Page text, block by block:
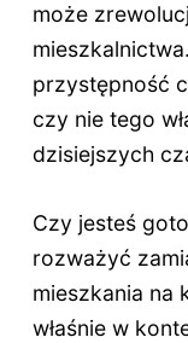
może
przystępność
czy nie tego
dzisiejszych
Czy jesteś
rozważyć
mieszkania na
właśnie w